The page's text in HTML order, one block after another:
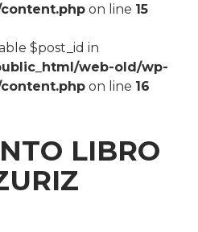
on line 15
$post_id in
web-old/wp-
on line 16
LIBRO